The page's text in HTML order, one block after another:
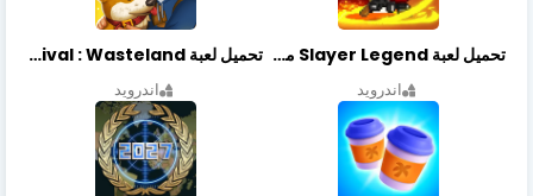
تحميل لعبة Slayer Legend مهكرة أخر إصدار
اندرويد
تحميل لعبة Merge Survival : Wasteland مهكرة أخر إصدار
اندرويد